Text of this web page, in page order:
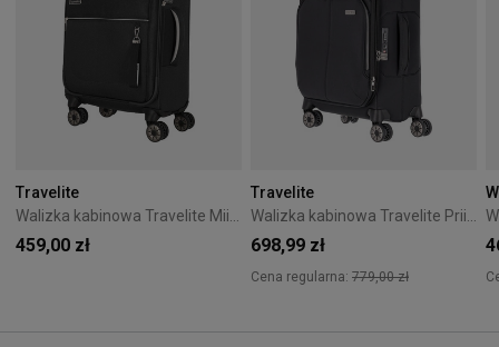
Travelite
459,00 zł
Travelite
698,99 zł
Cena regularna: 779,00 zł